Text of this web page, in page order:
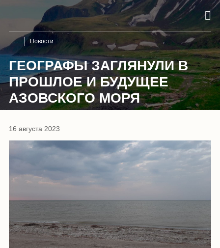
Новости
ГЕОГРАФЫ ЗАГЛЯНУЛИ В
ПРОШЛОЕ И БУДУЩЕЕ
АЗОВСКОГО МОРЯ
16 августа 2023